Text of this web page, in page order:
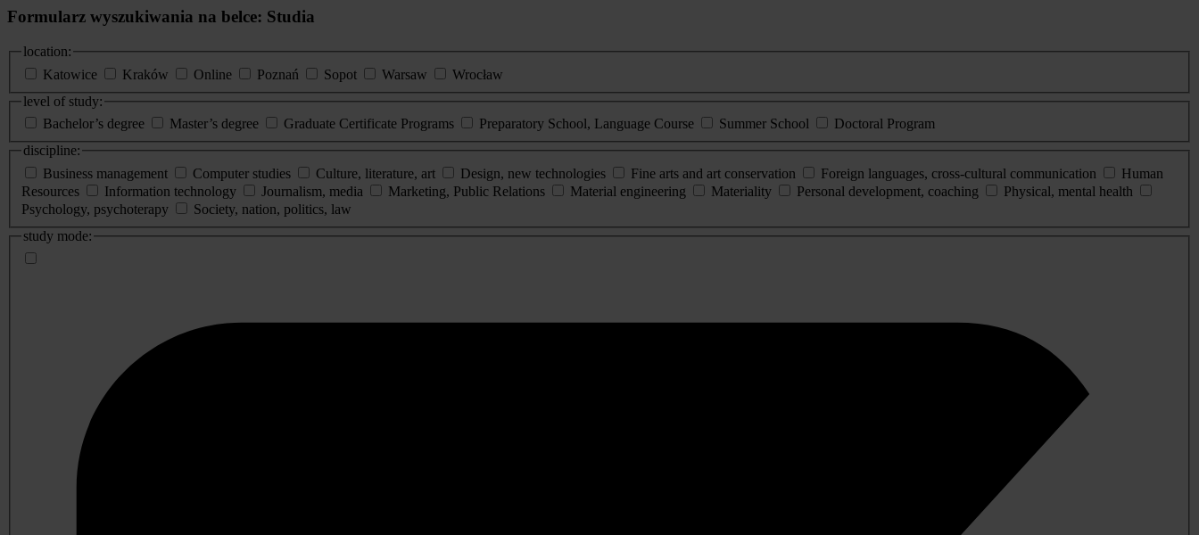
Formularz wyszukiwania na belce: Studia
location:
Katowice
Kraków Online Poznań Sopot Warsaw
Wrocław
level of study:
Bachelor’s degree
Master’s degree Graduate Certificate Programs Preparatory School, Language Course Summer School
Doctoral Program
discipline:
Business management
Computer studies Culture, literature, art Design, new technologies Fine arts and art conservation Foreign languages, cross-cultural communication
Human
Resources
Information technology Journalism, media Marketing, Public Relations Material engineering Materiality Personal development, coaching
Physical, mental health
Psychology, psychoterapy
Society, nation, politics, law
study mode: